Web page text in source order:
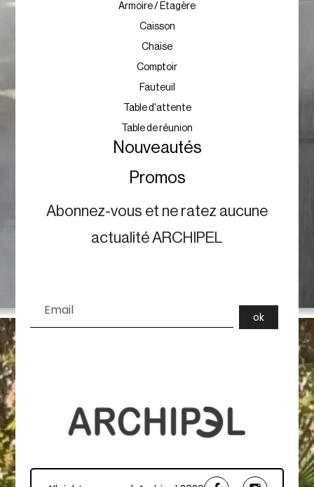
Armoire / Etagère
Caisson
Chaise
Comptoir
Fauteuil
Table d'attente
Table de réunion
Nouveautés
Promos
Abonnez-vous et ne ratez aucune
actualité ARCHIPEL